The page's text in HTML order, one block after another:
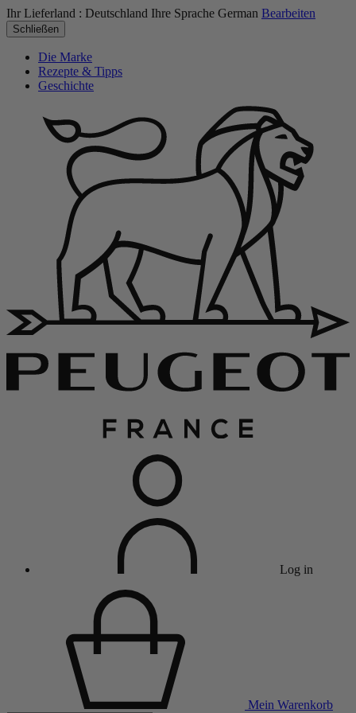
Ihr Lieferland : Deutschland Ihre Sprache German Bearbeiten
Schließen
Die Marke
Rezepte & Tipps
Geschichte
Log in
Mein Warenkorb